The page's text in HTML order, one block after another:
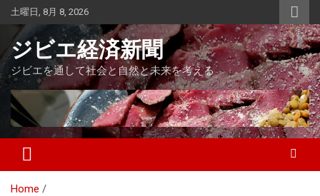
Skip
content
土曜日, 8月 8, 2026
ジビエ経済新聞
ジビエを通して社会と自然と未来を考える
Home